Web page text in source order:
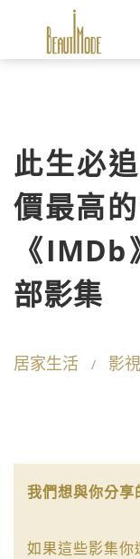
此生必
價最高
《
部影集
居家生活 影
我們想與你分享
如果這些影集你